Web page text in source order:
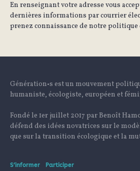
En renseignant votre adresse vous
dernières informations par courrier
prenez connaissance de notre
Génération•s est un mouvement
humaniste, écologiste, européen et
Fondé le 1er juillet 2017 par Benoît
défend des idées novatrices sur le
que sur la transition écologique et la
S’informer Participer